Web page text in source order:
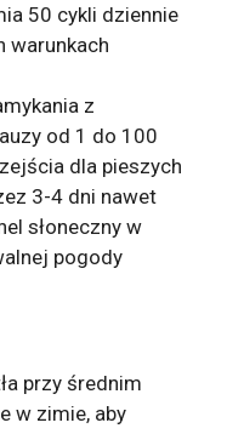
50 cykli dziennie
warunkach
z
od 1 do 100
dla pieszych
3-4 dni nawet
słoneczny w
pogody
przy średnim
w zimie, aby